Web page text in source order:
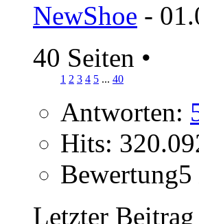
NewShoe -
40 Seiten •
1 2 3 4 5 ... 40
Antworten:
Hits:
Bewertung5
Letzter